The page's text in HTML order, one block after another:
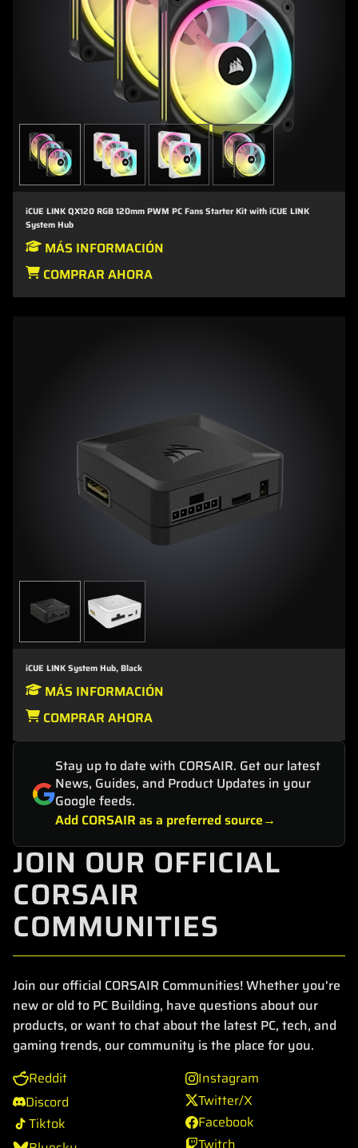
iCUE LINK QX120 RGB 120mm PWM PC Fans Starter Kit with iCUE LINK
System Hub
MÁS INFORMACIÓN
COMPRAR AHORA
iCUE LINK System Hub, Black
MÁS INFORMACIÓN
COMPRAR AHORA
Stay up to date with CORSAIR. Get our latest
News, Guides, and Product Updates in your
Google feeds.
Add CORSAIR as a preferred source
JOIN OUR OFFICIAL
CORSAIR
COMMUNITIES
Join our official CORSAIR Communities! Whether you're
new or old to PC Building, have questions about our
products, or want to chat about the latest PC, tech, and
gaming trends, our community is the place for you.
Reddit
Discord
Tiktok
Instagram
Twitter/X
Facebook
Twitch